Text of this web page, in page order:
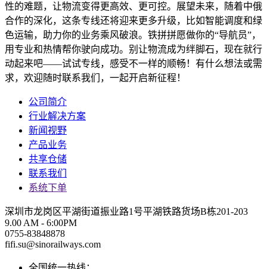
性的难题，让物流变得更高效、更可控。展望未来，随着中俄
合作的深化，这条专线还将迎来更多升级，比如智能调度和绿
色运输，助力你的业务乘风破浪。铁拼拼愿做你的“导航员”，
用专业和热情帮你驶向成功。别让物流成为绊脚石，现在就行
动起来吧——试试专线，感受不一样的顺畅！有什么想法或需
求，欢迎随时联系我们，一起开启新征程！
公司简介
行业解决方案
新闻视野
产品业务
共享仓储
联系我们
系统下单
深圳市龙岗区平湖街道振业路1号平湖铁路货场B栋201-203
9.00 AM - 6:00PM
0755-83848878
fifi.su@sinorailways.com